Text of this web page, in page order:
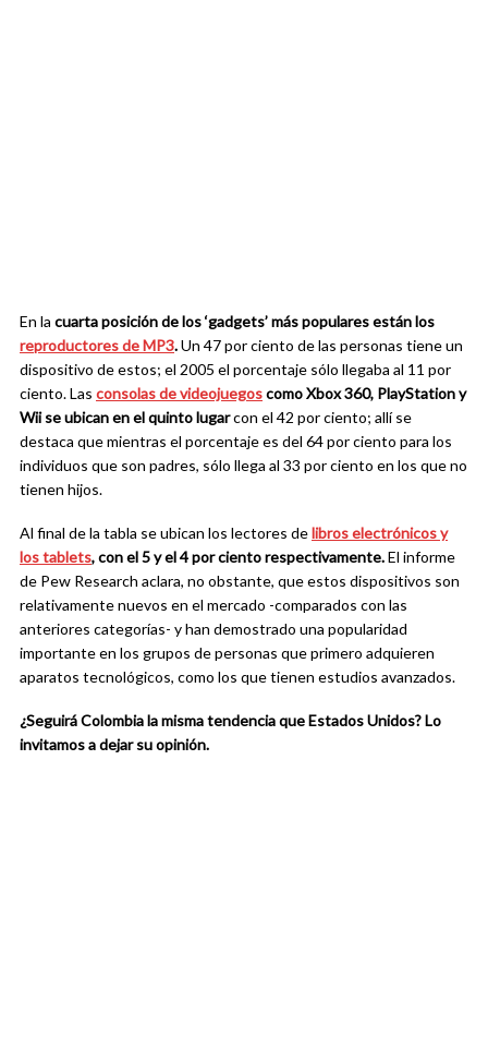
En la cuarta posición de los ‘gadgets’ más populares están los
reproductores de MP3.Un 47 por ciento de las personas tiene un
dispositivo de estos; el 2005 el porcentaje sólo llegaba al 11 por
ciento. Las consolas de videojuegoscomo Xbox 360, PlayStation y
Wii se ubican en el quinto lugarcon el 42 por ciento; allí se
destaca que mientras el porcentaje es del 64 por ciento para los
individuos que son padres, sólo llega al 33 por ciento en los que no
tienen hijos.
Al final de la tabla se ubican los lectores delibros electrónicos y
los tablets, con el 5 y el 4 por ciento respectivamente.El informe
de Pew Research aclara, no obstante, que estos dispositivos son
relativamente nuevos en el mercado -comparados con las
anteriores categorías- y han demostrado una popularidad
importante en los grupos de personas que primero adquieren
aparatos tecnológicos, como los que tienen estudios avanzados.
¿Seguirá Colombia la misma tendencia que Estados Unidos? Lo
invitamos a dejar su opinión.